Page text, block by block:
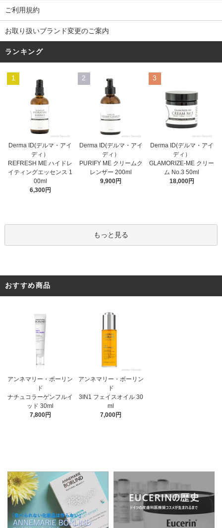
ご利用規約
お取り扱いブランド変更のご案内
ランキング
1
Derma ID(デルマ・アイ
ディ）
REFRESH ME ハイドレ
イティングエッセンス 1
00ml
6,300円
2
Derma ID(デルマ・アイ
ディ）
PURIFY ME クリームク
レンザー 200ml
9,900円
3
Derma ID(デルマ・アイ
ディ）
GLAMORIZE-ME クリー
ム No.3 50ml
18,000円
もっと見る
おすすめ商品
アンネマリー・ボーリン
ド
ナチュコラーゲンフルイ
ッド 30ml
7,800円
アンネマリー・ボーリン
ド
3IN1 フェイスオイル 30
ml
7,000円